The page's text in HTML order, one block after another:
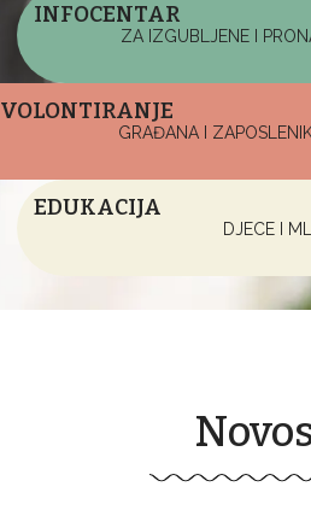
INFOCENTAR
ZA IZGUBLJENE I
VOLONTIRANJE
GRAĐANA I
EDUKACIJA
DJECE I